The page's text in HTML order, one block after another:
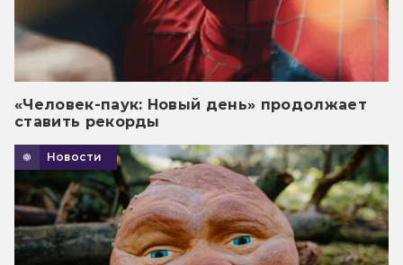
«Человек-паук: Новый день» продолжает
ставить рекорды
Новости